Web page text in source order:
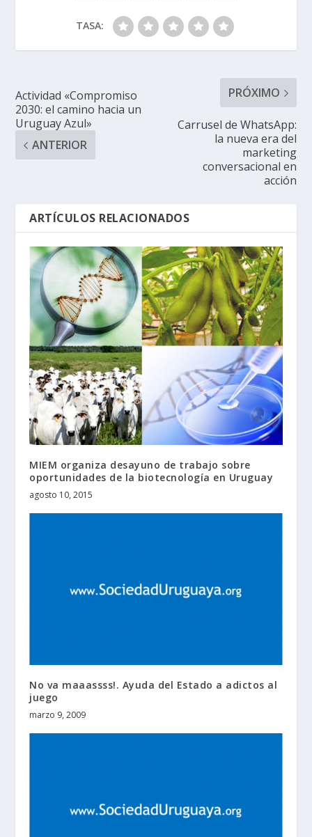
TASA:
Actividad «Compromiso
2030: el camino hacia un
Uruguay Azul»
ANTERIOR
PRÓXIMO
Carrusel de WhatsApp:
la nueva era del
marketing
conversacional en
acción
ARTÍCULOS RELACIONADOS
MIEM organiza desayuno de trabajo sobre
oportunidades de la biotecnología en Uruguay
agosto 10, 2015
No va maaassss!. Ayuda del Estado a adictos al
juego
marzo 9, 2009